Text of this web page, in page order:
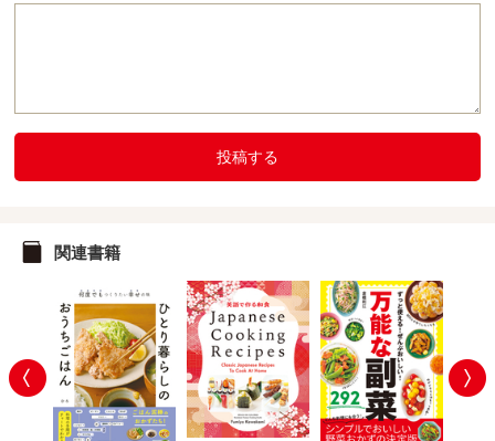
投稿する
関連書籍